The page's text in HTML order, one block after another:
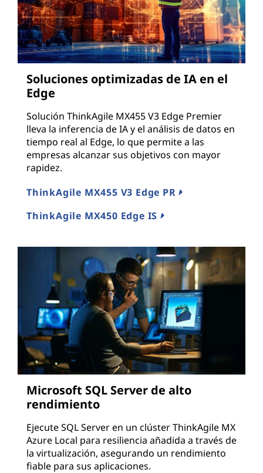
Soluciones optimizadas de IA en el
Edge
Solución ThinkAgile MX455 V3 Edge Premier
lleva la inferencia de IA y el análisis de datos en
tiempo real al Edge, lo que permite a las
empresas alcanzar sus objetivos con mayor
rapidez.
ThinkAgile MX455 V3 Edge PR
ThinkAgile MX450 Edge IS
Microsoft SQL Server de alto
rendimiento
Ejecute SQL Server en un clúster ThinkAgile MX
Azure Local para resiliencia añadida a través de
la virtualización, asegurando un rendimiento
fiable para sus aplicaciones.